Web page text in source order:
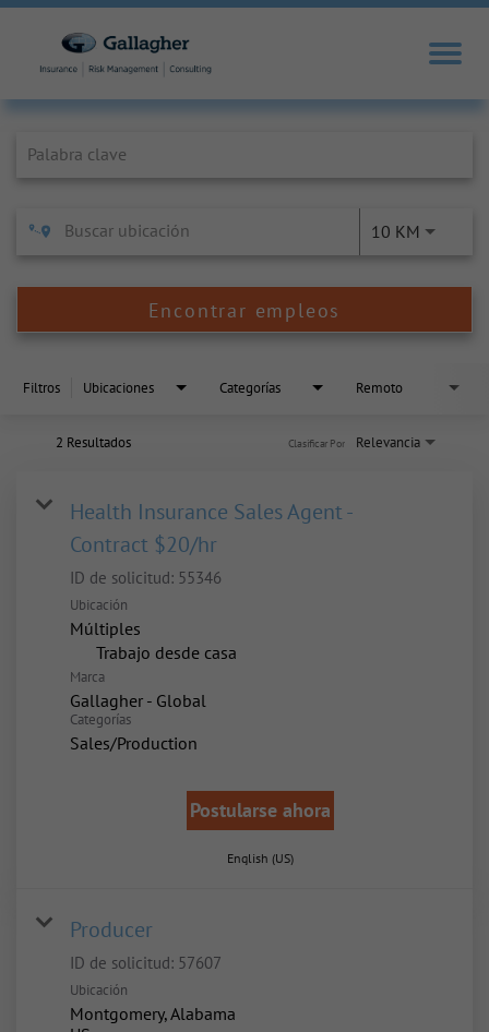
10 KM
Encontrar empleos
Filtros Ubicaciones Categorías Remoto
2 Resultados Relevancia
Clasificar Por
Health Insurance Sales Agent -
Contract $20/hr
ID de solicitud: 55346
Ubicación
Múltiples
inicio
Trabajo desde casa
Marca
Gallagher - Global
Categorías
Sales/Production
Postularse ahora
English (US)
Producer
ID de solicitud: 57607
Ubicación
Montgomery, Alabama